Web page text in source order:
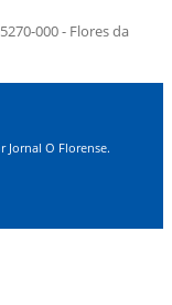
000 - Flores da
O Florense.